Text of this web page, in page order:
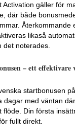
Activation gäller för
där både
likaså
det noterades.
– ett effektivare
startbonusen
dagar med väntan
flöde. Din första
fullt direkt.